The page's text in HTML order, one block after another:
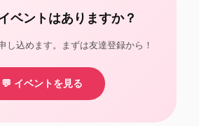
ベントはありますか？
し込めます。まずは友達登録から！
💬 イベントを見る